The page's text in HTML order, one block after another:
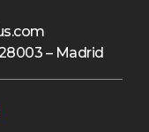
– Madrid